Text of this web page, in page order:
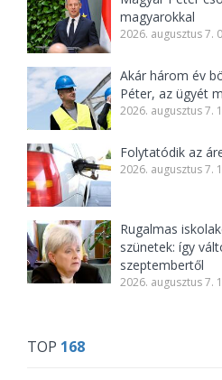
magyarokkal
2026. augusztus 7.
Akár három év
Péter, az ügyét
2026. augusztus 7.
Folytatódik az
2026. augusztus 7.
Rugalmas
szünetek: így
szeptembertől
2026. augusztus 7.
TOP 168